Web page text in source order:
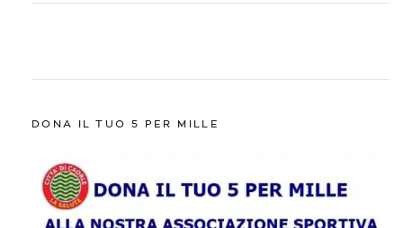
DONA IL TUO 5 PER MILLE